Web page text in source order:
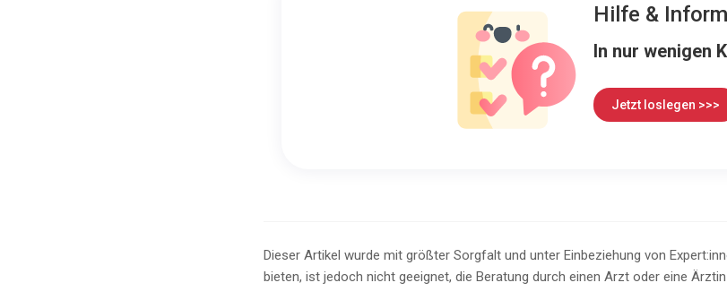
Hilfe &
In nur wenigen
Jetzt loslegen >>>
Dieser Artikel wurde mit größter Sorgfalt und unter Einbeziehung von
bieten, ist jedoch nicht geeignet, die Beratung durch einen Arzt oder eine